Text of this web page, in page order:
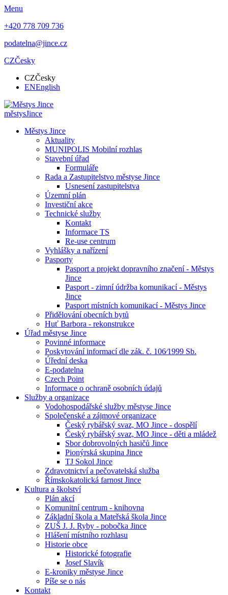
Menu
+420 778 709 736
podatelna@jince.cz
CZČesky
CZČesky
ENEnglish
městysJince
Městys Jince
Aktuality
MUNIPOLIS Mobilní rozhlas
Stavební úřad
Formuláře
Rada a Zastupitelstvo městyse Jince
Usnesení zastupitelstva
Územní plán
Investiční akce
Technické služby
Kontakt
Informace TS
Re-use centrum
Vyhlášky a nařízení
Pasporty
Pasport a projekt dopravního značení - Městys
Jince
Pasport - zimní údržba komunikací - Městys
Jince
Pasport místních komunikací - Městys Jince
Přidělování obecních bytů
Huť Barbora - rekonstrukce
Úřad městyse Jince
Povinné informace
Poskytování informací dle zák. č. 106⁄1999 Sb.
Úřední deska
E-podatelna
Czech Point
Informace o ochraně osobních údajů
Služby a organizace
Vodohospodářské služby městyse Jince
Společenské a zájmové organizace
Český rybářský svaz, MO Jince - dospělí
Český rybářský svaz, MO Jince - děti a mládež
Sbor dobrovolných hasičů Jince
Pionýrská skupina Jince
TJ Sokol Jince
Zdravotnictví a pečovatelská služba
Římskokatolická farnost Jince
Kultura a školství
Plán akcí
Komunitní centrum - knihovna
Základní škola a Mateřská škola Jince
ZUŠ J. J. Ryby - pobočka Jince
Hlášení místního rozhlasu
Historie obce
Historické fotografie
Josef Slavík
E-kroniky městyse Jince
Píše se o nás
Kontakt